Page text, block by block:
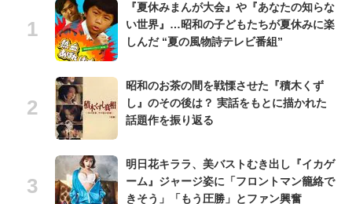
『夏休みまんが大会』や『あなたの知らな
い世界』…昭和の子どもたちが夏休みに楽
しんだ “夏の風物詩テレビ番組”
昭和のお茶の間を戦慄させた『積木くず
し』のその後は？ 実話をもとに描かれた
話題作を振り返る
明日花キララ、美バストむき出し『イカゲ
ーム』ジャージ姿に「フロントマン籠絡で
きそう」「もう圧勝」とファン興奮